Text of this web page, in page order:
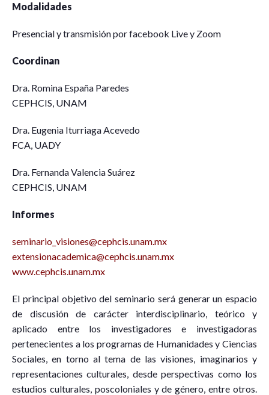
Modalidades
Presencial y transmisión por facebook Live y Zoom
Coordinan
Dra. Romina España Paredes
CEPHCIS, UNAM
Dra. Eugenia Iturriaga Acevedo
FCA, UADY
Dra. Fernanda Valencia Suárez
CEPHCIS, UNAM
Informes
seminario_visiones@cephcis.unam.mx
extensionacademica@cephcis.unam.mx
www.cephcis.unam.mx
El principal objetivo del seminario será generar un espacio
de discusión de carácter interdisciplinario, teórico y
aplicado entre los investigadores e investigadoras
pertenecientes a los programas de Humanidades y Ciencias
Sociales, en torno al tema de las visiones, imaginarios y
representaciones culturales, desde perspectivas como los
estudios culturales, poscoloniales y de género, entre otros.